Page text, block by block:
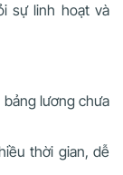
sự linh hoạt và
lương chưa
thời gian, dễ